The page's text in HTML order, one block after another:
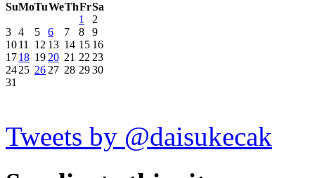
SuMoTuWeThFrSa
1
2
3 4 5 6 7 8
9
1011 12 13 14 15 16
1718 19 20 21 22 23
2425 26 27 28 2930
31
Tweets by @daisukecak